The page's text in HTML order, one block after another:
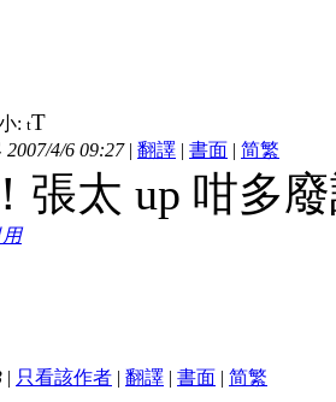
: tT
2007/4/6 09:27| 翻譯 | 書面 | 简繁
張太 up 咁多
用
| 只看該作者 | 翻譯 | 書面 | 简繁